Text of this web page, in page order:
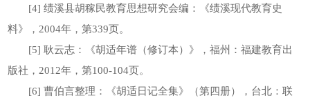
[4] 绩溪县胡稼民教育思想研究会编：《绩溪现代教育史
料》，2004年，第339页。
[5] 耿云志：《胡适年谱（修订本）》，福州：福建教育出
版社，2012年，第100-104页。
[6] 曹伯言整理：《胡适日记全集》（第四册），台北：联